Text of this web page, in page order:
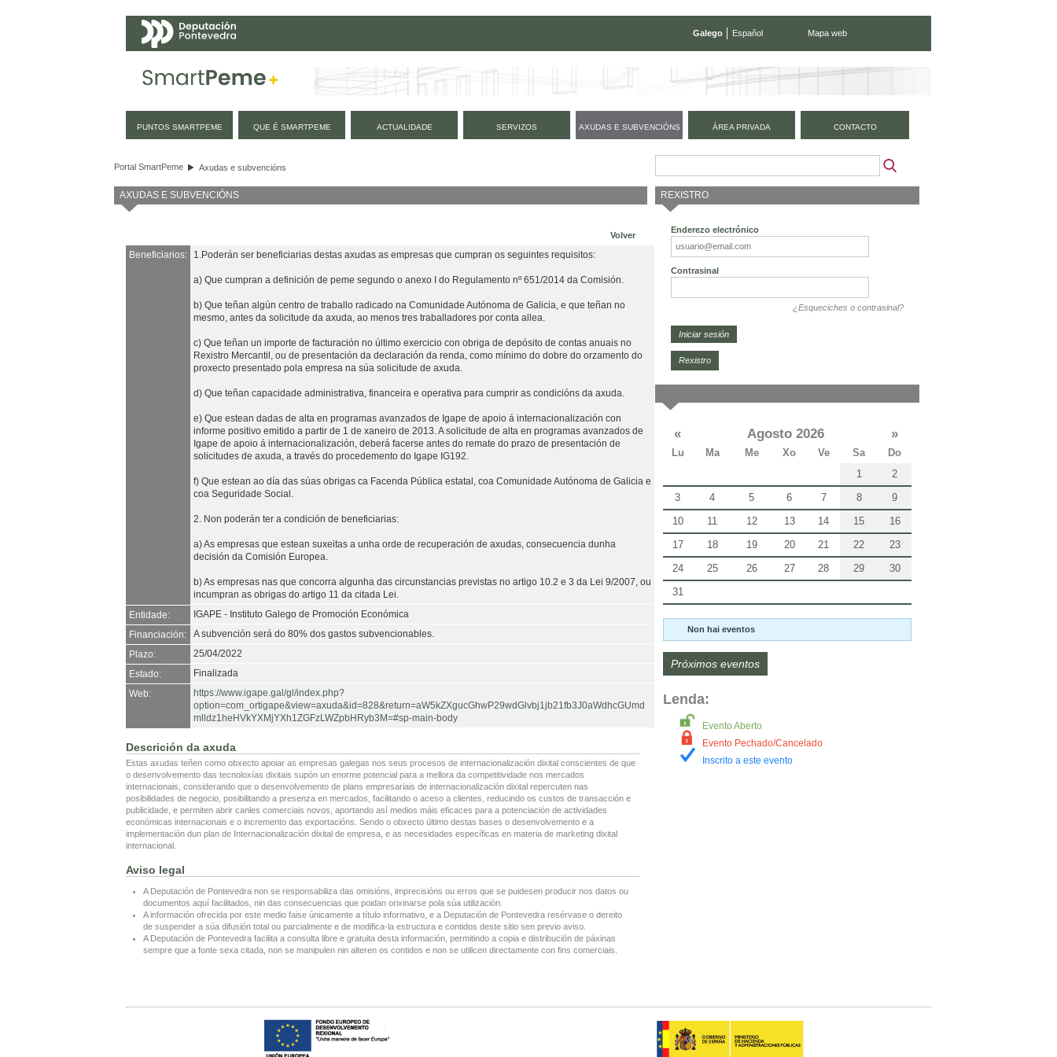
Galego Español Mapa web
PUNTOS SMARTPEME QUE É SMARTPEME ACTUALIDADE SERVIZOS AXUDAS E SUBVENCIÓNS ÁREA PRIVADA CONTACTO
Portal SmartPeme Axudas e subvencións
AXUDAS E SUBVENCIÓNS
Volver
Beneficiarios: 1.Poderán ser beneficiarias destas axudas as empresas que cumpran os seguintes requisitos:
a) Que cumpran a definición de peme segundo o anexo I do Regulamento nº 651/2014 da Comisión.
b) Que teñan algún centro de traballo radicado na Comunidade Autónoma de Galicia, e que teñan no
mesmo, antes da solicitude da axuda, ao menos tres traballadores por conta allea.
c) Que teñan un importe de facturación no último exercicio con obriga de depósito de contas anuais no
Rexistro Mercantil, ou de presentación da declaración da renda, como mínimo do dobre do orzamento do
proxecto presentado pola empresa na súa solicitude de axuda.
d) Que teñan capacidade administrativa, financeira e operativa para cumprir as condicións da axuda.
e) Que estean dadas de alta en programas avanzados de Igape de apoio á internacionalización con
informe positivo emitido a partir de 1 de xaneiro de 2013. A solicitude de alta en programas avanzados de
Igape de apoio á internacionalización, deberá facerse antes do remate do prazo de presentación de
solicitudes de axuda, a través do procedemento do Igape IG192.
f) Que estean ao día das súas obrigas ca Facenda Pública estatal, coa Comunidade Autónoma de Galicia e
coa Seguridade Social.
2. Non poderán ter a condición de beneficiarias:
a) As empresas que estean suxeitas a unha orde de recuperación de axudas, consecuencia dunha
decisión da Comisión Europea.
b) As empresas nas que concorra algunha das circunstancias previstas no artigo 10.2 e 3 da Lei 9/2007, ou
incumpran as obrigas do artigo 11 da citada Lei.
Entidade:
IGAPE - Instituto Galego de Promoción Económica
Financiación:
A subvención será do 80% dos gastos subvencionables.
Plazo:
25/04/2022
Estado:
Finalizada
Web:
https://www.igape.gal/gl/index.php?
option=com_ortigape&view=axuda&id=828&return=aW5kZXgucGhwP29wdGlvbj1jb21fb3J0aWdhcGUmd
mlldz1heHVkYXMjYXh1ZGFzLWZpbHRyb3M=#sp-main-body
Descrición da axuda
Estas axudas teñen como obxecto apoiar as empresas galegas nos seus procesos de internacionalización dixital conscientes de que
o desenvolvemento das tecnoloxías dixitais supón un enorme potencial para a mellora da competitividade nos mercados
internacionais, considerando que o desenvolvemento de plans empresariais de internacionalización dixital repercuten nas
posibilidades de negocio, posibilitando a presenza en mercados, facilitando o aceso a clientes, reducindo os custos de transacción e
publicidade, e permiten abrir canles comerciais novos, aportando así medios máis eficaces para a potenciación de actividades
económicas internacionais e o incremento das exportacións. Sendo o obxecto último destas bases o desenvolvemento e a
implementación dun plan de Internacionalización dixital de empresa, e as necesidades específicas en materia de marketing dixital
internacional.
Aviso legal
A Deputación de Pontevedra non se responsabiliza das omisións, imprecisións ou erros que se puidesen producir nos datos ou
documentos aquí facilitados, nin das consecuencias que poidan orixinarse pola súa utilización.
A información ofrecida por este medio faise únicamente a título informativo, e a Deputación de Pontevedra resérvase o dereito
de suspender a súa difusión total ou parcialmente e de modifica-la estructura e contidos deste sitio sen previo aviso.
A Deputación de Pontevedra facilita a consulta libre e gratuita desta información, permitindo a copia e distribución de páxinas
sempre que a fonte sexa citada, non se manipulen nin alteren os contidos e non se utilicen directamente con fins comerciais.
REXISTRO
Enderezo electrónico
Contrasinal
¿Esqueciches o contrasinal?
Rexistro
« Agosto 2026 »
Lu Ma Me Xo Ve Sa
Do
1
2
3
4 5 6 7 8
9
10
11 12 13 14 15
16
17
18 19 20 21 22
23
24
25 26 27 28 29
30
31
Non hai eventos
Próximos eventos
Lenda:
Evento Aberto
Evento Pechado/Cancelado
Inscrito a este evento